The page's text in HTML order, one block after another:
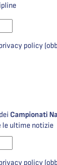
policy
Campionati
le ultime notizie
policy